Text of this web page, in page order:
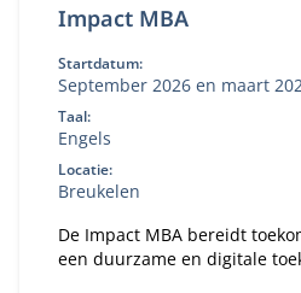
Impact MBA
Startdatum:
September 2026 en maart
Taal:
Engels
Locatie:
Breukelen
De Impact MBA bereidt
een duurzame en digitale